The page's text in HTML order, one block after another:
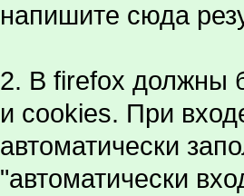
напишите сюда
2. В firefox должны
и cookies. При
автоматически
"автоматически